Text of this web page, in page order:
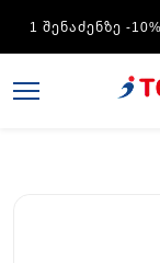
1 ᲨᲔᲜᲐᲫᲔᲜᲖᲔ -